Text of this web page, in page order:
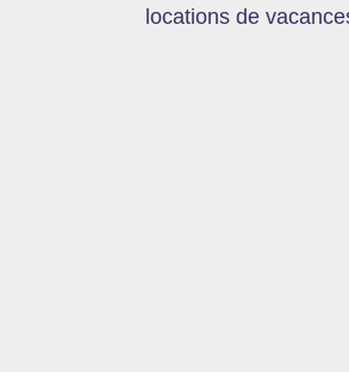
locations de